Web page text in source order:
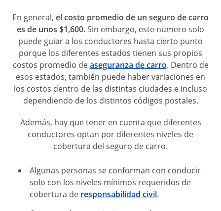
En general, el costo promedio de un seguro de carro
es de unos $1,600. Sin embargo, este número solo
puede guiar a los conductores hasta cierto punto
porque los diferentes estados tienen sus propios
costos promedio deaseguranza de carro. Dentro de
esos estados, también puede haber variaciones en
los costos dentro de las distintas ciudades e incluso
dependiendo de los distintos códigos postales.
Además, hay que tener en cuenta que diferentes
conductores optan por diferentes niveles de
cobertura del seguro de carro.
Algunas personas se conforman con conducir
solo con los niveles mínimos requeridos de
cobertura de responsabilidad civil.